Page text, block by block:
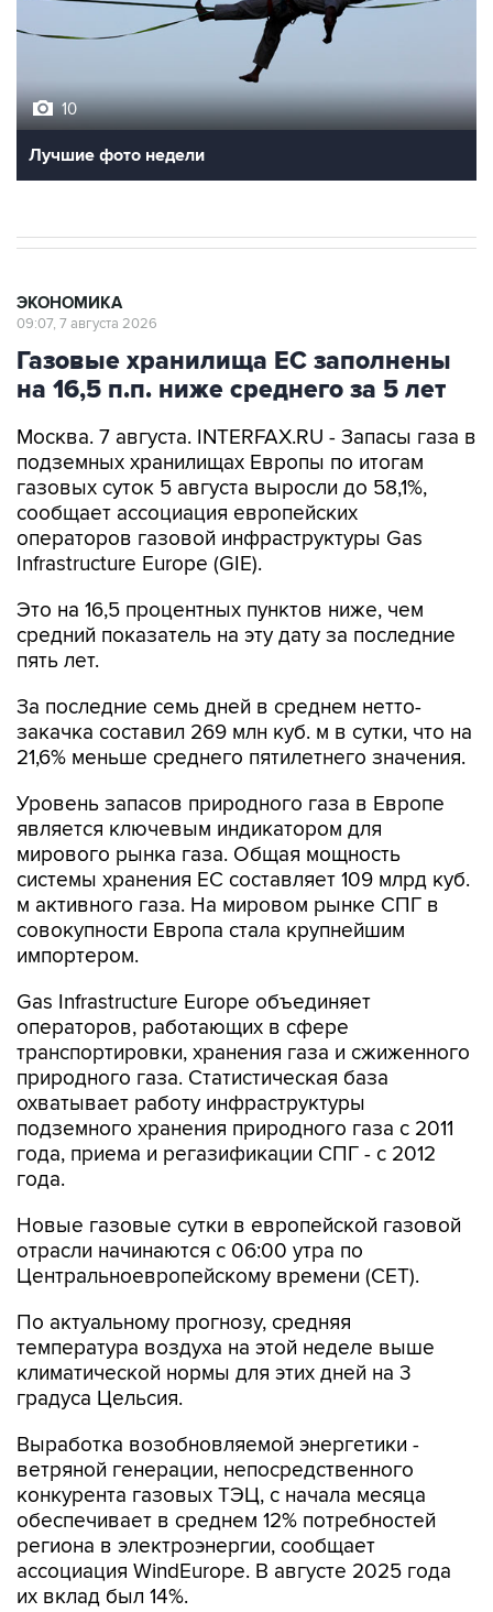
10
Лучшие фото недели
ЭКОНОМИКА
09:07, 7 августа 2026
Газовые хранилища ЕС заполнены
на 16,5 п.п. ниже среднего за 5 лет
Москва. 7 августа. INTERFAX.RU - Запасы газа в
подземных хранилищах Европы по итогам
газовых суток 5 августа выросли до 58,1%,
сообщает ассоциация европейских
операторов газовой инфраструктуры Gas
Infrastructure Europe (GIE).
Это на 16,5 процентных пунктов ниже, чем
средний показатель на эту дату за последние
пять лет.
За последние семь дней в среднем нетто-
закачка составил 269 млн куб. м в сутки, что на
21,6% меньше среднего пятилетнего значения.
Уровень запасов природного газа в Европе
является ключевым индикатором для
мирового рынка газа. Общая мощность
системы хранения ЕС составляет 109 млрд куб.
м активного газа. На мировом рынке СПГ в
совокупности Европа стала крупнейшим
импортером.
Gas Infrastructure Europe объединяет
операторов, работающих в сфере
транспортировки, хранения газа и сжиженного
природного газа. Статистическая база
охватывает работу инфраструктуры
подземного хранения природного газа с 2011
года, приема и регазификации СПГ - с 2012
года.
Новые газовые сутки в европейской газовой
отрасли начинаются c 06:00 утра по
Центральноевропейскому времени (CET).
По актуальному прогнозу, средняя
температура воздуха на этой неделе выше
климатической нормы для этих дней на 3
градуса Цельсия.
Выработка возобновляемой энергетики -
ветряной генерации, непосредственного
конкурента газовых ТЭЦ, с начала месяца
обеспечивает в среднем 12% потребностей
региона в электроэнергии, сообщает
ассоциация WindEurope. В августе 2025 года
их вклад был 14%.